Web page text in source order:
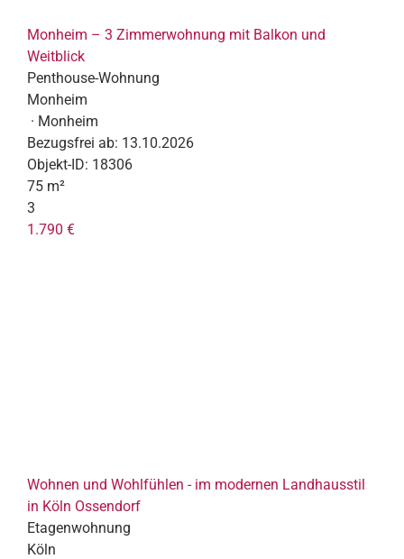
Monheim – 3 Zimmerwohnung mit Balkon und
Weitblick
Penthouse-Wohnung
Monheim
· Monheim
Bezugsfrei ab: 13.10.2026
Objekt-ID: 18306
75 m²
3
1.790 €
Wohnen und Wohlfühlen - im modernen Landhausstil
in Köln Ossendorf
Etagenwohnung
Köln